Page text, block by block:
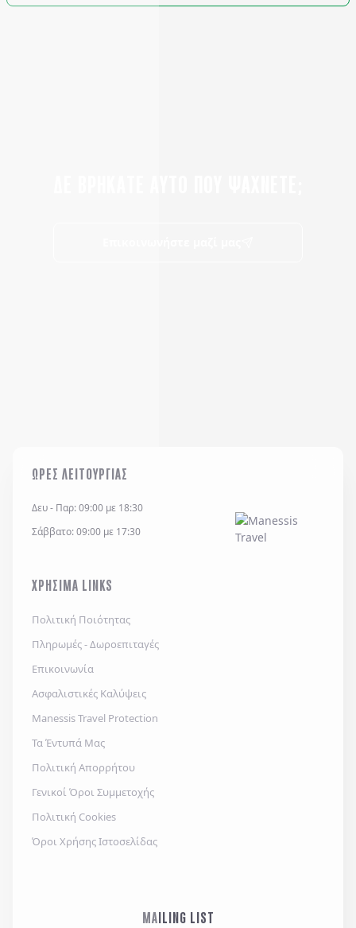
ΩΡΕΣ ΛΕΙΤΟΥΡΓΙΑΣ
Δευ - Παρ: 09:00 με 18:30
Σάββατο: 09:00 με 17:30
ΧΡΗΣΙΜΑ LINKS
Πολιτική Ποιότητας
Πληρωμές - Δωροεπιταγές
Επικοινωνία
Ασφαλιστικές Καλύψεις
Manessis Travel Protection
Τα Έντυπά Μας
Πολιτική Απορρήτου
Γενικοί Όροι Συμμετοχής
Πολιτική Cookies
Όροι Χρήσης Ιστοσελίδας
MAILING LIST